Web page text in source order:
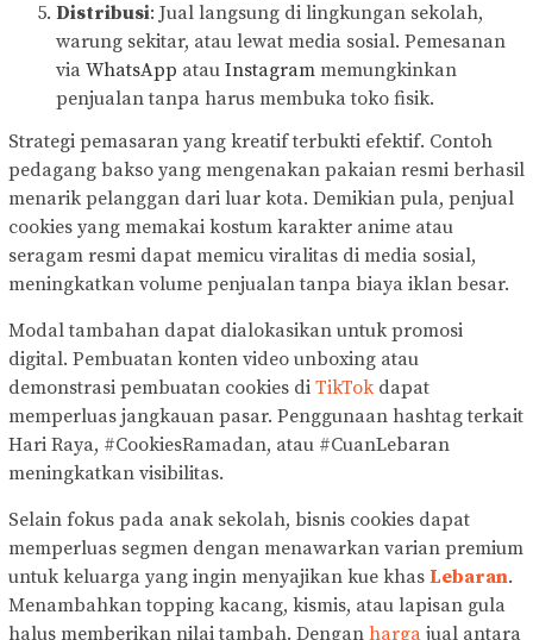
Distribusi: Jual langsung di lingkungan sekolah,
warung sekitar, atau lewat media sosial. Pemesanan
via WhatsApp atau Instagram memungkinkan
penjualan tanpa harus membuka toko fisik.
Strategi pemasaran yang kreatif terbukti efektif. Contoh
pedagang bakso yang mengenakan pakaian resmi berhasil
menarik pelanggan dari luar kota. Demikian pula, penjual
cookies yang memakai kostum karakter anime atau
seragam resmi dapat memicu viralitas di media sosial,
meningkatkan volume penjualan tanpa biaya iklan besar.
Modal tambahan dapat dialokasikan untuk promosi
digital. Pembuatan konten video unboxing atau
demonstrasi pembuatan cookies di TikTokdapat
memperluas jangkauan pasar. Penggunaan hashtag terkait
Hari Raya, #CookiesRamadan, atau #CuanLebaran
meningkatkan visibilitas.
Selain fokus pada anak sekolah, bisnis cookies dapat
memperluas segmen dengan menawarkan varian premium
untuk keluarga yang ingin menyajikan kue khas Lebaran.
Menambahkan topping kacang, kismis, atau lapisan gula
halus memberikan nilai tambah. Dengan harga jual antara